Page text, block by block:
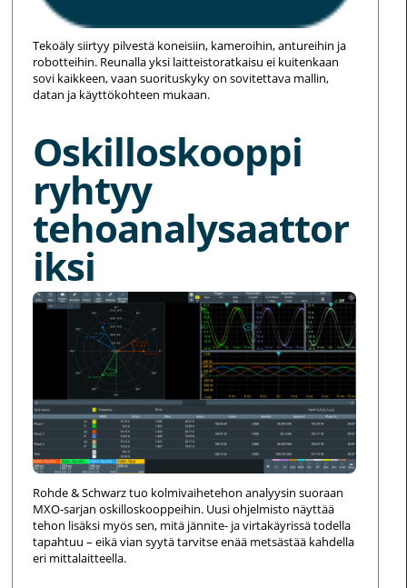
Tekoäly siirtyy pilvestä koneisiin, kameroihin, antureihin ja
robotteihin. Reunalla yksi laitteistoratkaisu ei kuitenkaan
sovi kaikkeen, vaan suorituskyky on sovitettava mallin,
datan ja käyttökohteen mukaan.
Oskilloskooppi
ryhtyy
tehoanalysaattor
iksi
Rohde & Schwarz tuo kolmivaihetehon analyysin suoraan
MXO-sarjan oskilloskooppeihin. Uusi ohjelmisto näyttää
tehon lisäksi myös sen, mitä jännite- ja virtakäyrissä todella
tapahtuu – eikä vian syytä tarvitse enää metsästää kahdella
eri mittalaitteella.